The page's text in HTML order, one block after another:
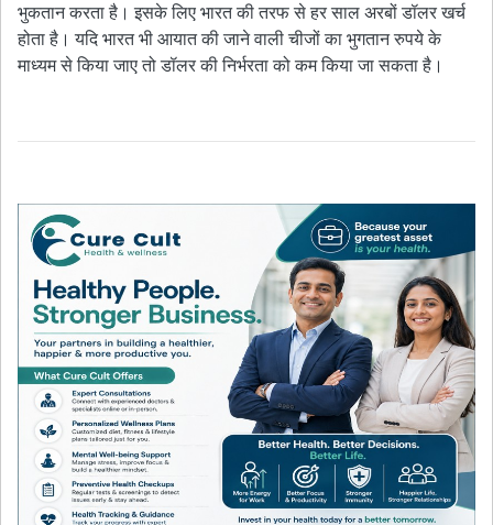
भुकतान करता है। इसके लिए भारत की तरफ से हर साल अरबों डॉलर खर्च
होता है। यदि भारत भी आयात की जाने वाली चीजों का भुगतान रुपये के
माध्यम से किया जाए तो डॉलर की निर्भरता को कम किया जा सकता है।